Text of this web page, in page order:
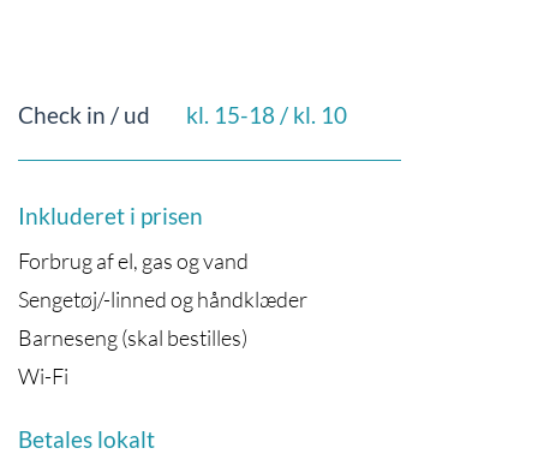
Check in / ud kl. 15-18 / kl. 10
Inkluderet i prisen
Forbrug af el, gas og vand
Sengetøj/-linned og håndklæder
Barneseng (skal bestilles)
Wi-Fi
Betales lokalt